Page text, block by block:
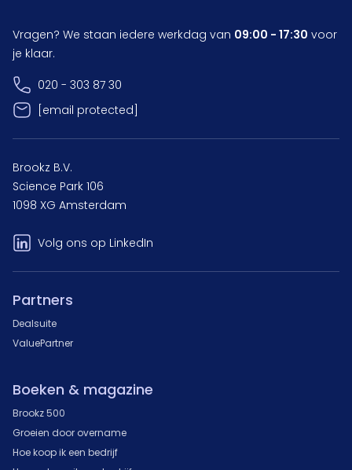
Vragen? We staan iedere werkdag van 09:00 - 17:30 voor
je klaar.
020 - 303 87 30
[email protected]
Brookz B.V.
Science Park 106
1098 XG Amsterdam
Volg ons op LinkedIn
Partners
Dealsuite
ValuePartner
Boeken & magazine
Brookz 500
Groeien door overname
Hoe koop ik een bedrijf